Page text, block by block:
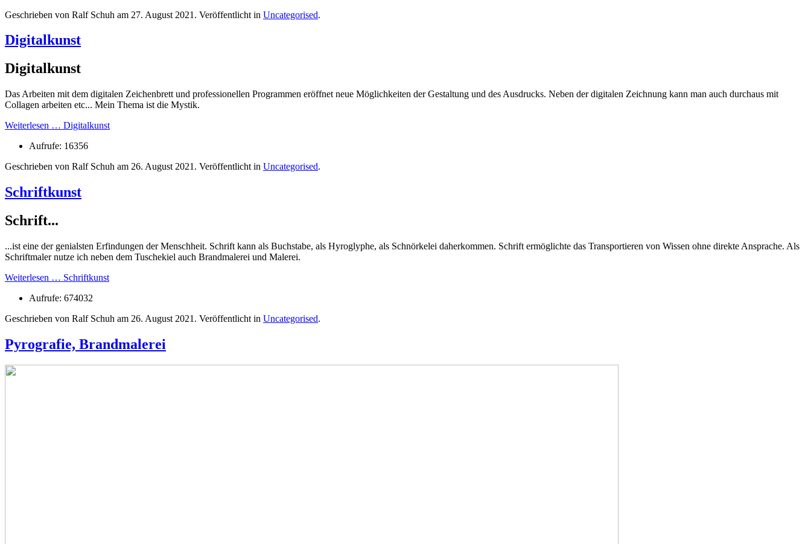
Geschrieben von Ralf Schuh am 27. August 2021 . Veröffentlicht in Uncategorised.
Digitalkunst
Digitalkunst
Das Arbeiten mit dem digitalen Zeichenbrett und professionellen Programmen eröffnet neue Möglichkeiten der Gestaltung und des Ausdrucks. Neben der digitalen Zeichnung kann man auch durchaus mit
Collagen arbeiten etc... Mein Thema ist die Mystik.
Weiterlesen … Digitalkunst
Aufrufe: 16356
Geschrieben von Ralf Schuh am 26. August 2021 . Veröffentlicht in Uncategorised.
Schriftkunst
Schrift...
...ist eine der genialsten Erfindungen der Menschheit. Schrift kann als Buchstabe, als Hyroglyphe, als Schnörkelei daherkommen. Schrift ermöglichte das Transportieren von Wissen ohne direkte Ansprache. Als
Schriftmaler nutze ich neben dem Tuschekiel auch Brandmalerei und Malerei.
Weiterlesen … Schriftkunst
Aufrufe: 674032
Geschrieben von Ralf Schuh am 26. August 2021 . Veröffentlicht in Uncategorised.
Pyrografie, Brandmalerei